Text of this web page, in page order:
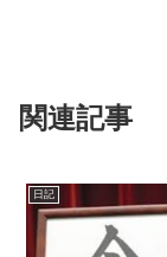
関連記事
日記